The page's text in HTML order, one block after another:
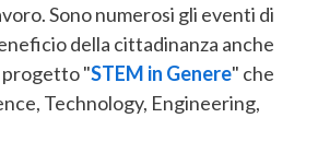
Sono numerosi gli eventi di
della cittadinanza anche
progetto "STEM in Genere" che
Technology, Engineering,